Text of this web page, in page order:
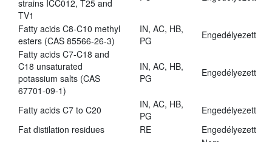
strains ICC012, T25 and
TV1
Fatty acids C8-C10 methyl
esters (CAS 85566-26-3)
IN, AC, HB,
PG
Engedélyezett
Fatty acids C7-C18 and
C18 unsaturated
potassium salts (CAS
67701-09-1)
IN, AC, HB,
PG
Engedélyezett
Fatty acids C7 to C20
IN, AC, HB,
PG
Engedélyezett
Fat distilation residues
RE Engedélyezett